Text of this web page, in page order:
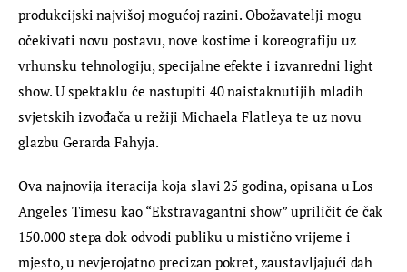
produkcijski najvišoj mogućoj razini. Obožavatelji mogu
očekivati novu postavu, nove kostime i koreografiju uz
vrhunsku tehnologiju, specijalne efekte i izvanredni light
show. U spektaklu će nastupiti 40 naistaknutijih mladih
svjetskih izvođača u režiji Michaela Flatleya te uz novu
glazbu Gerarda Fahyja.
Ova najnovija iteracija koja slavi 25 godina, opisana u Los
Angeles Timesu kao “Ekstravagantni show” upriličit će čak
150.000 stepa dok odvodi publiku u mistično vrijeme i
mjesto, u nevjerojatno precizan pokret, zaustavljajući dah